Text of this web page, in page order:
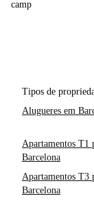
camp
Tipos de
Alugueres em
Apartamentos T1
Barcelona
Apartamentos T3
Barcelona